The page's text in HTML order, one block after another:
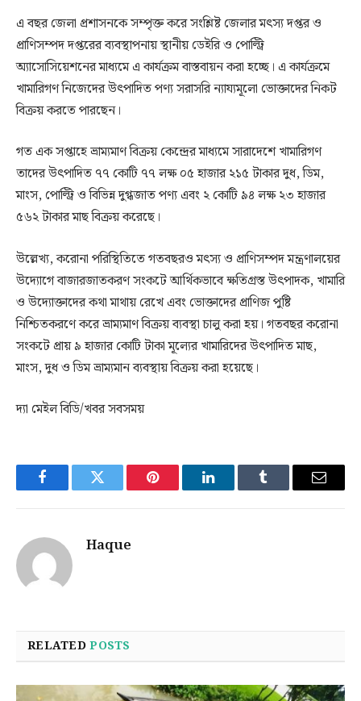
এ বছর জেলা প্রশাসনকে সম্পৃক্ত করে সংশ্লিষ্ট জেলার মৎস্য দপ্তর ও
প্রাণিসম্পদ দপ্তরের ব্যবস্থাপনায় স্থানীয় ডেইরি ও পোল্ট্রি
অ্যাসোসিয়েশনের মাধ্যমে এ কার্যক্রম বাস্তবায়ন করা হচ্ছে। এ কার্যক্রমে
খামারিগণ নিজেদের উৎপাদিত পণ্য সরাসরি ন্যায্যমূলো ভোক্তাদের নিকট
বিক্রয় করতে পারছেন।
গত এক সপ্তাহে ভ্রাম্যমাণ বিক্রয় কেন্দ্রের মাধ্যমে সারাদেশে খামারিগণ
তাদের উৎপাদিত ৭৭ কোটি ৭৭ লক্ষ ০৫ হাজার ২১৫ টাকার দুধ, ডিম,
মাংস, পোল্ট্রি ও বিভিন্ন দুগ্ধজাত পণ্য এবং ২ কোটি ৯৪ লক্ষ ২৩ হাজার
৫৬২ টাকার মাছ বিক্রয় করেছে।
উল্লেখ্য, করোনা পরিস্থিতিতে গতবছরও মৎস্য ও প্রাণিসম্পদ মন্ত্রণালয়ের
উদ্যোগে বাজারজাতকরণ সংকটে আর্থিকভাবে ক্ষতিগ্রস্ত উৎপাদক, খামারি
ও উদ্যোক্তাদের কথা মাথায় রেখে এবং ভোক্তাদের প্রাণিজ পুষ্টি
নিশ্চিতকরণে করে ভ্রাম্যমাণ বিক্রয় ব্যবস্থা চালু করা হয়। গতবছর করোনা
সংকটে প্রায় ৯ হাজার কোটি টাকা মূল্যের খামারিদের উৎপাদিত মাছ,
মাংস, দুধ ও ডিম ভ্রাম্যমান ব্যবস্থায় বিক্রয় করা হয়েছে।
দ্যা মেইল বিডি/খবর সবসময়
FacebookTwitter Pinterest LinkedInTumblr Email
Haque
RELATEDPOSTS